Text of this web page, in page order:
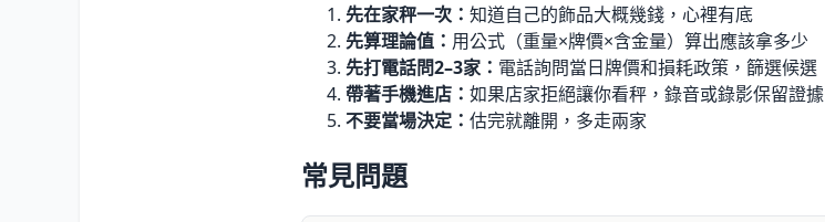
先在家秤一次： 知道自己的飾品大概幾錢，心裡有底
先算理論值： 用公式（重量×牌價×含金量）算出應該拿多少
先打電話問2–3家： 電話詢問當日牌價和損耗政策，篩選候選
帶著手機進店： 如果店家拒絕讓你看秤，錄音或錄影保留證據
不要當場決定： 估完就離開，多走兩家
常見問題